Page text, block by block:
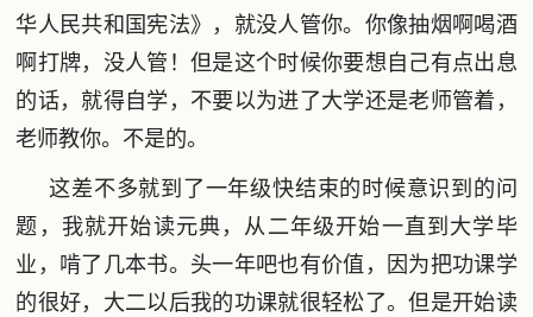
华人民共和国宪法》，就没人管你。你像抽烟啊喝酒
啊打牌，没人管！但是这个时候你要想自己有点出息
的话，就得自学，不要以为进了大学还是老师管着，
老师教你。不是的。
这差不多就到了一年级快结束的时候意识到的问
题，我就开始读元典，从二年级开始一直到大学毕
业，啃了几本书。头一年吧也有价值，因为把功课学
的很好，大二以后我的功课就很轻松了。但是开始读